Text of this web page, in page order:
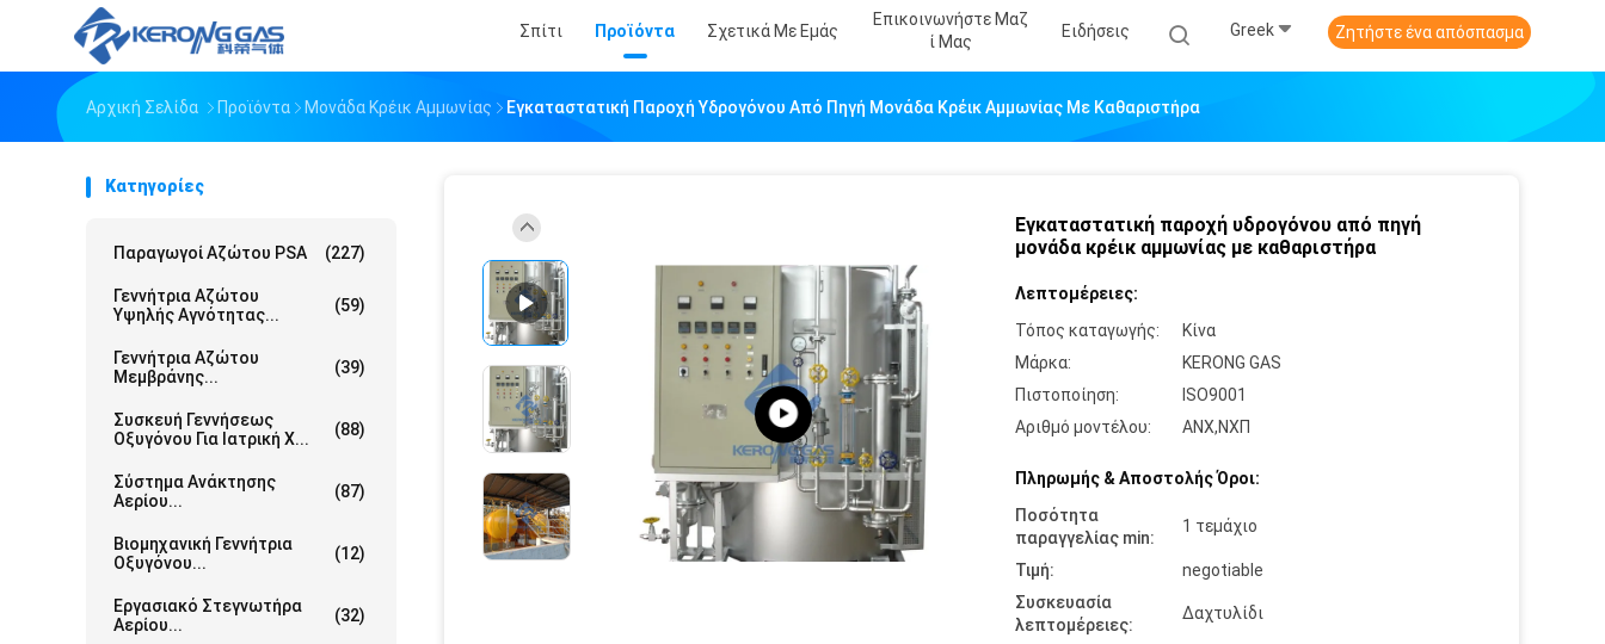
Σπίτι Προϊόντα Σχετικά Με Εμάς
Επικοινωνήστε Μαζ
Ί Μας
Ειδήσεις Greek Ζητήστε ένα απόσπασμα
Αρχική Σελίδα Προϊόντα Μονάδα Κρέικ Αμμωνίας Εγκαταστατική Παροχή Υδρογόνου Από Πηγή Μονάδα Κρέικ Αμμωνίας Με Καθαριστήρα
Κατηγορίες
Παραγωγοί Αζώτου PSA (227)
Γεννήτρια Αζώτου
Υψηλής Αγνότητας...
(59)
Γεννήτρια Αζώτου
Μεμβράνης...
(39)
Συσκευή Γεννήσεως
Οξυγόνου Για Ιατρική Χ...
(88)
Σύστημα Ανάκτησης
Αερίου...
(87)
Βιομηχανική Γεννήτρια
Οξυγόνου...
(12)
Εργασιακό Στεγνωτήρα
Αερίου...
(32)
Εγκαταστατική παροχή υδρογόνου από πηγή
μονάδα κρέικ αμμωνίας με καθαριστήρα
Λεπτομέρειες:
Τόπος καταγωγής:
Κίνα
Μάρκα:
KERONG GAS
Πιστοποίηση:
ISO9001
Αριθμό μοντέλου:
ΑΝΧ,ΝΧΠ
Πληρωμής & Αποστολής Όροι:
Ποσότητα
παραγγελίας min:
1 τεμάχιο
Τιμή:
negotiable
Συσκευασία
λεπτομέρειες:
Δαχτυλίδι